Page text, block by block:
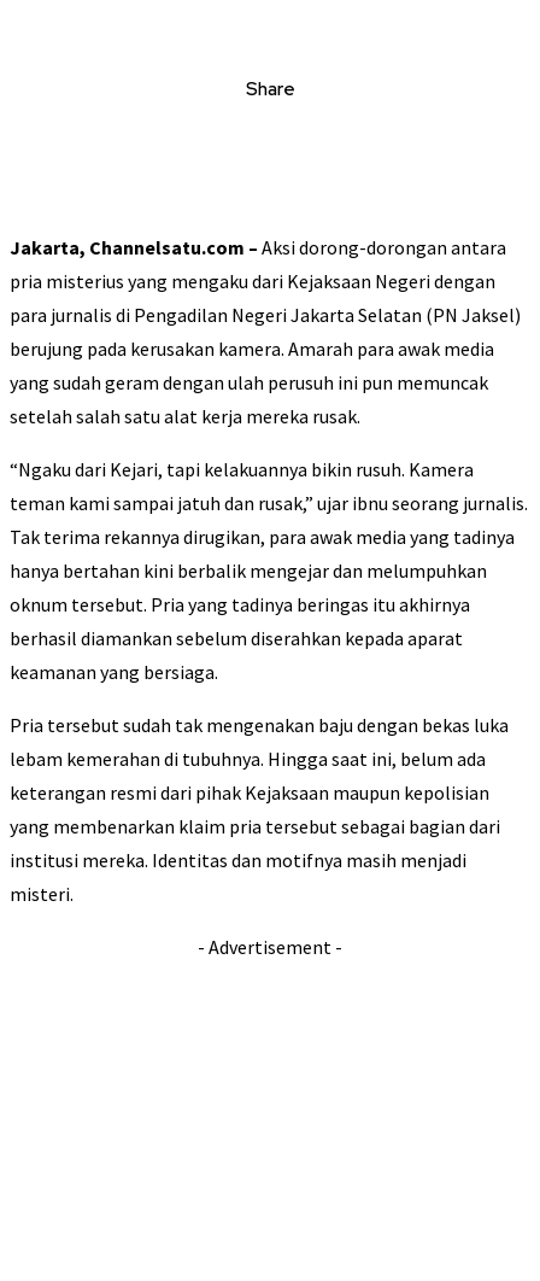
Share
Jakarta, Channelsatu.com – Aksi dorong-dorongan antara
pria misterius yang mengaku dari Kejaksaan Negeri dengan
para jurnalis di Pengadilan Negeri Jakarta Selatan (PN Jaksel)
berujung pada kerusakan kamera. Amarah para awak media
yang sudah geram dengan ulah perusuh ini pun memuncak
setelah salah satu alat kerja mereka rusak.
“Ngaku dari Kejari, tapi kelakuannya bikin rusuh. Kamera
teman kami sampai jatuh dan rusak,” ujar ibnu seorang jurnalis.
Tak terima rekannya dirugikan, para awak media yang tadinya
hanya bertahan kini berbalik mengejar dan melumpuhkan
oknum tersebut. Pria yang tadinya beringas itu akhirnya
berhasil diamankan sebelum diserahkan kepada aparat
keamanan yang bersiaga.
Pria tersebut sudah tak mengenakan baju dengan bekas luka
lebam kemerahan di tubuhnya. Hingga saat ini, belum ada
keterangan resmi dari pihak Kejaksaan maupun kepolisian
yang membenarkan klaim pria tersebut sebagai bagian dari
institusi mereka. Identitas dan motifnya masih menjadi
misteri.
- Advertisement -